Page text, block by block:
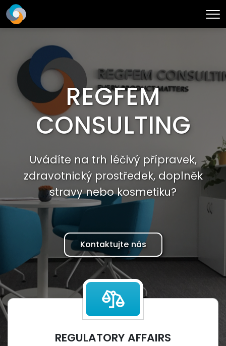
REGFEM
CONSULTING
Uvádíte na trh léčivý přípravek,
zdravotnický prostředek, doplněk
stravy nebo kosmetiku?
Kontaktujte nás
REGULATORY AFFAIRS